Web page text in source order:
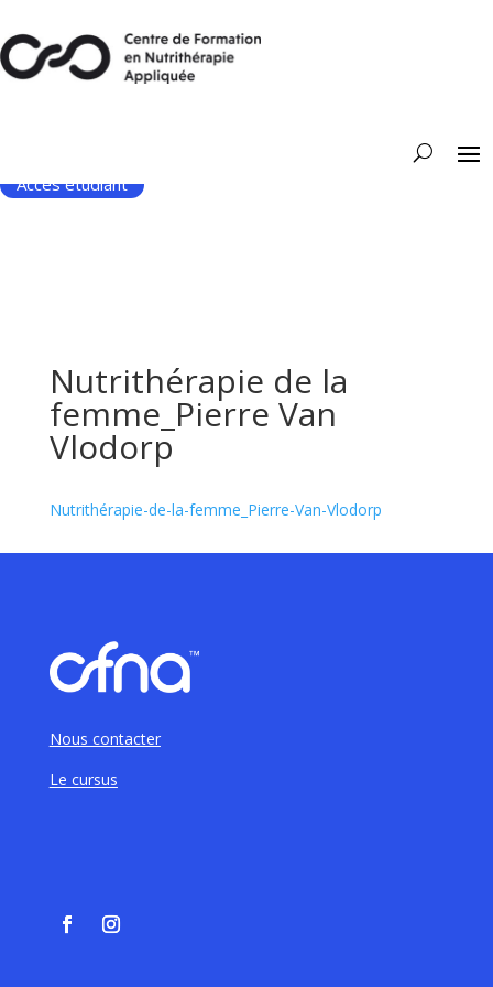
Accès étudiant
Nutrithérapie de la
femme_Pierre Van
Vlodorp
Nutrithérapie-de-la-femme_Pierre-Van-Vlodorp
Nous contacter
Le cursus